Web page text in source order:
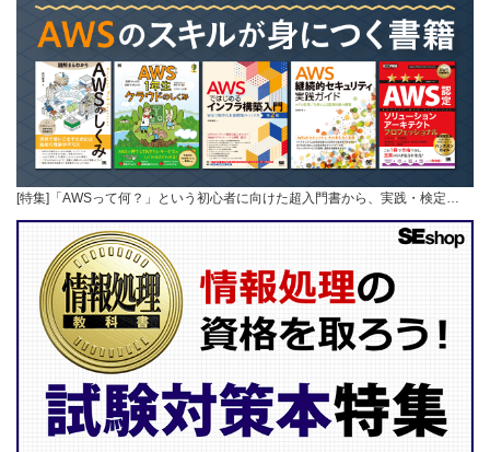
[特集]「AWSって何？」という初心者に向けた超入門書から、実践・検定…